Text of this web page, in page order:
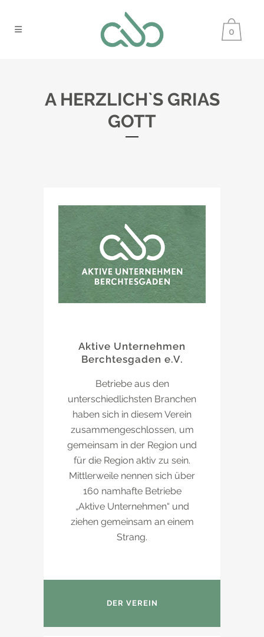
0
A HERZLICH`S GRIAS
GOTT
Aktive Unternehmen
Berchtesgaden e.V.
Betriebe aus den
unterschiedlichsten Branchen
haben sich in diesem Verein
zusammengeschlossen, um
gemeinsam in der Region und
für die Region aktiv zu sein.
Mittlerweile nennen sich über
160 namhafte Betriebe
„Aktive Unternehmen“ und
ziehen gemeinsam an einem
Strang.
DER VEREIN